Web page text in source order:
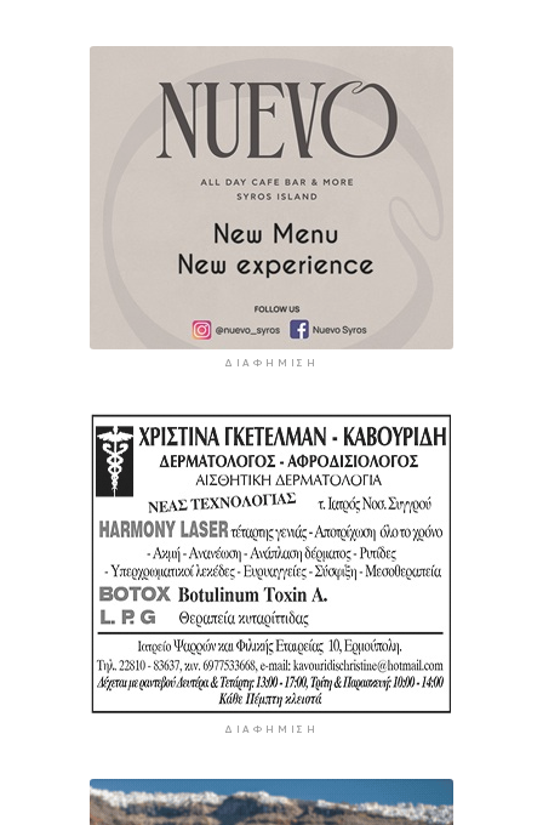
ΔΙΑΦΉΜΙΣΗ
ΔΙΑΦΉΜΙΣΗ